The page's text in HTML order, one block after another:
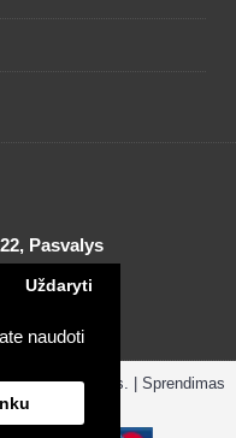
naudoti
Uždaryti
Pasvalys
saugomos. | Sprendimas